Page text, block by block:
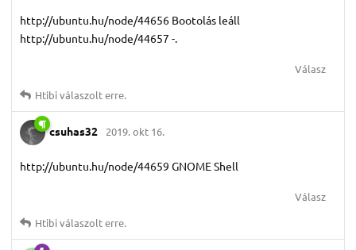
http://ubuntu.hu/node/44656 Bootolás leáll
http://ubuntu.hu/node/44657 -.
Válasz
Htibiválaszolt erre.
csuhas32 2019. okt 16.
http://ubuntu.hu/node/44659 GNOME Shell
Válasz
Htibiválaszolt erre.